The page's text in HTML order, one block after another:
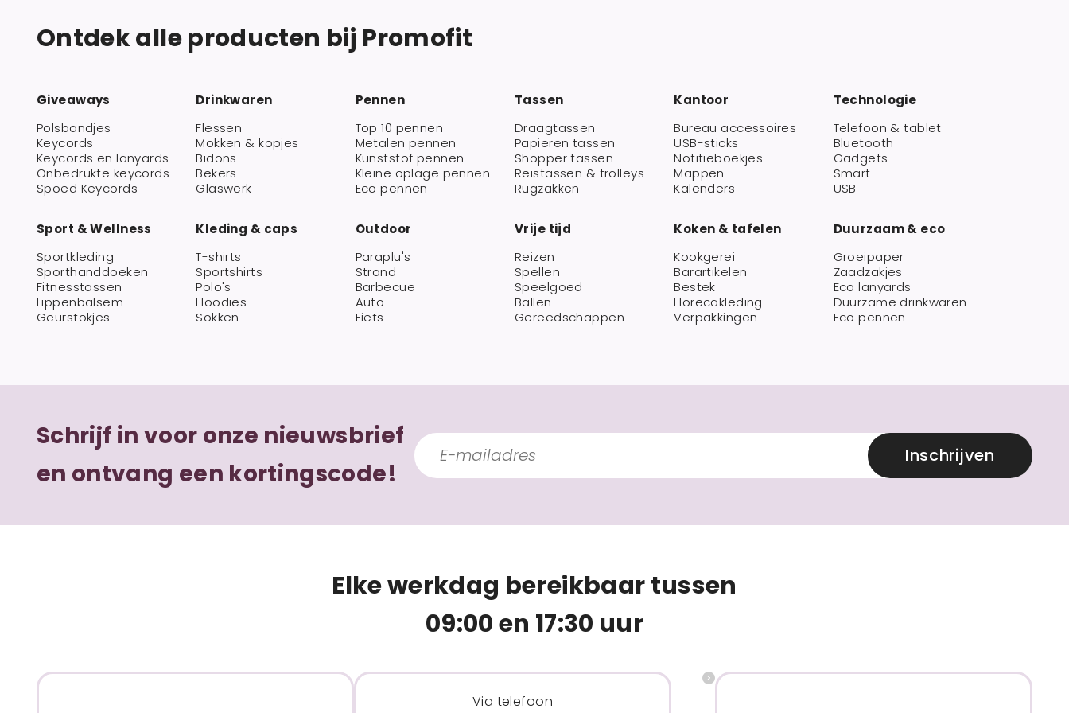
Ontdek alle producten bij Promofit
Giveaways
Polsbandjes
Keycords
Keycords en lanyards
Onbedrukte keycords
Spoed Keycords
Drinkwaren
Flessen
Mokken & kopjes
Bidons
Bekers
Glaswerk
Pennen
Top 10 pennen
Metalen pennen
Kunststof pennen
Kleine oplage pennen
Eco pennen
Tassen
Draagtassen
Papieren tassen
Shopper tassen
Reistassen & trolleys
Rugzakken
Kantoor
Bureau accessoires
USB-sticks
Notitieboekjes
Mappen
Kalenders
Technologie
Telefoon & tablet
Bluetooth
Gadgets
Smart
USB
Sport & Wellness
Sportkleding
Sporthanddoeken
Fitnesstassen
Lippenbalsem
Geurstokjes
Kleding & caps
T-shirts
Sportshirts
Polo's
Hoodies
Sokken
Outdoor
Paraplu's
Strand
Barbecue
Auto
Fiets
Vrije tijd
Reizen
Spellen
Speelgoed
Ballen
Gereedschappen
Koken & tafelen
Kookgerei
Barartikelen
Bestek
Horecakleding
Verpakkingen
Duurzaam & eco
Groeipaper
Zaadzakjes
Eco lanyards
Duurzame drinkwaren
Eco pennen
Schrijf in voor onze nieuwsbrief
en ontvang een kortingscode!
Inschrijven
Elke werkdag bereikbaar tussen
09:00 en 17:30 uur
Via telefoon